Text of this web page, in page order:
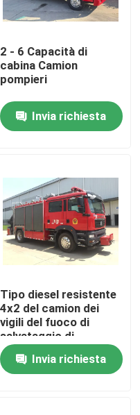
salvataggio di
2 - 6 Capacità di
cabina Camion
pompieri
Invia richiesta
Tipo diesel resistente
4x2 del camion dei
vigili del fuoco di
salvataggio di
emergenza di SITRAK
228kwInvia richiesta